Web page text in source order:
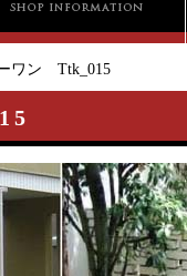
ワン Ttk_015